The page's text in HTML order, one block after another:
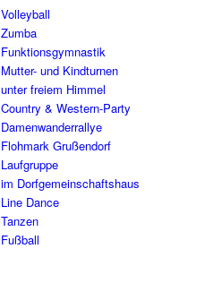
Volleyball
Zumba
Funktionsgymnastik
Mutter- und Kindturnen
unter freiem Himmel
Country & Western-Party
Damenwanderrallye
Flohmark Grußendorf
Laufgruppe
im Dorfgemeinschaftshaus
Line Dance
Tanzen
Fußball